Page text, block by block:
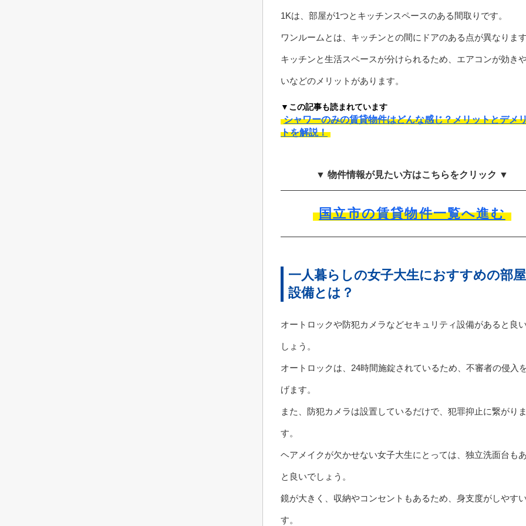
1Kは、部屋が1つとキッチンスペースのある間取りです。
ワンルームとは、キッチンとの間にドアのある点が異なります
キッチンと生活スペースが分けられるため、エアコンが効き
いなどのメリットがあります。
▼この記事も読まれています
シャワーのみの賃貸物件はどんな感じ？メリットとデメ
トを解説！
▼ 物件情報が見たい方はこちらをクリック ▼
国立市の賃貸物件一覧へ進む
一人暮らしの女子大生におすすめの部
設備とは？
オートロックや防犯カメラなどセキュリティ設備があると良
しょう。
オートロックは、24時間施錠されているため、不審者の侵入
げます。
また、防犯カメラは設置しているだけで、犯罪抑止に繋がりま
す。
ヘアメイクが欠かせない女子大生にとっては、独立洗面台も
と良いでしょう。
鏡が大きく、収納やコンセントもあるため、身支度がしやす
す。